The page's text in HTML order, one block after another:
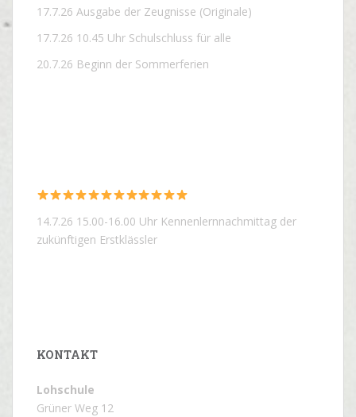
17.7.26 Ausgabe der Zeugnisse (Originale)
17.7.26 10.45 Uhr Schulschluss für alle
20.7.26 Beginn der Sommerferien
14.7.26 15.00-16.00 Uhr Kennenlernnachmittag der
zukünftigen Erstklässler
KONTAKT
Lohschule
Grüner Weg 12